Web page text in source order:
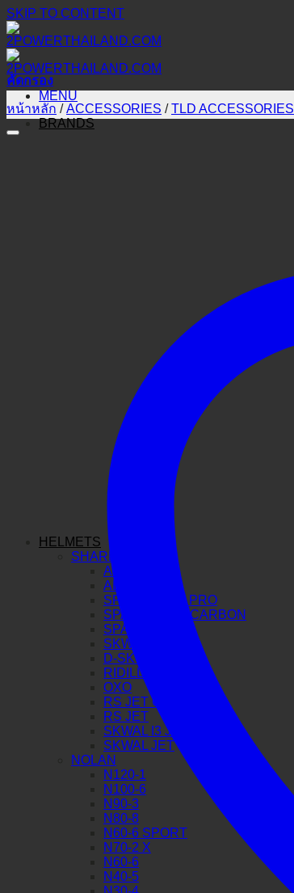
SKIP TO CONTENT
MENU
BRANDS
HELMETS
SHARK
AERON GP
AERON
SPARTAN GT PRO
SPARTAN RS CARBON
SPARTAN RS
SKWAL I3
D-SKWAL 3
RIDILL 2
OXO
RS JET CARBON
RS JET
SKWAL I3 JET
SKWAL JET
NOLAN
N120-1
N100-6
N90-3
N80-8
N60-6 SPORT
N70-2 X
N60-6
N40-5
คัดกรอง
หน้าหลัก / ACCESSORIES / TLD ACCESSORIES